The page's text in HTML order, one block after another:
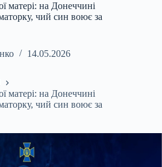
матері: на Донеччині
чий син воює за
14.05.2026
матері: на Донеччині
чий син воює за